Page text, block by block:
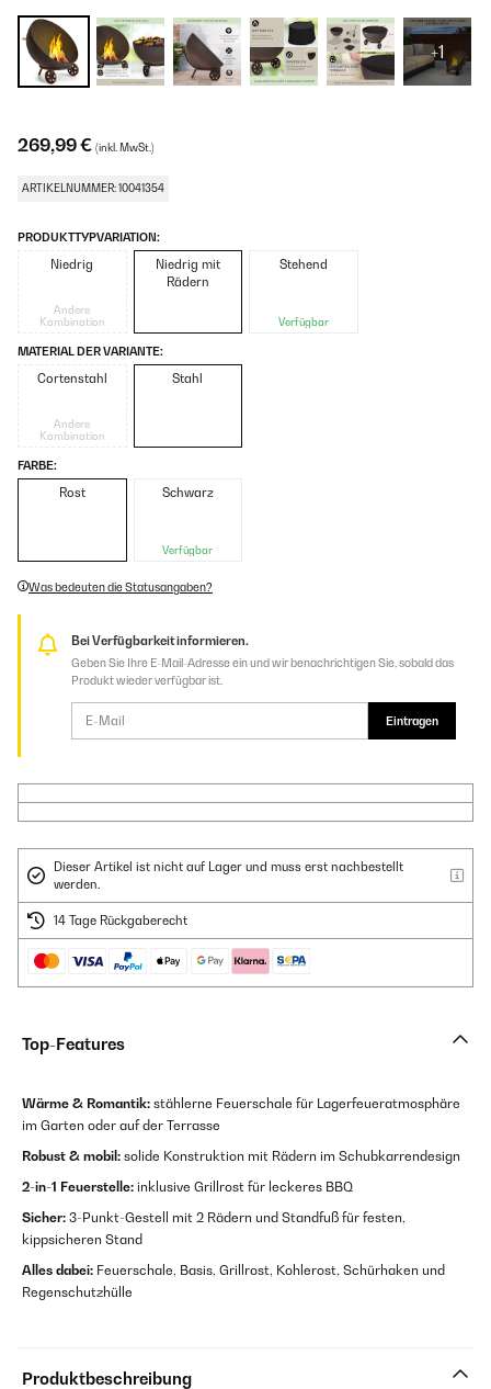
+1
269,99 € (inkl. MwSt.)
ARTIKELNUMMER: 10041354
PRODUKTTYPVARIATION:
Niedrig
Andere
Kombination
Niedrig mit
Rädern
Stehend
Verfügbar
MATERIAL DER VARIANTE:
Cortenstahl
Andere
Kombination
Stahl
FARBE:
Rost Schwarz
Verfügbar
Was bedeuten die Statusangaben?
Bei Verfügbarkeit informieren.
Geben Sie Ihre E-Mail-Adresse ein und wir benachrichtigen Sie, sobald das
Produkt wieder verfügbar ist.
Eintragen
Dieser Artikel ist nicht auf Lager und muss erst nachbestellt
werden.
14 Tage Rückgaberecht
Top-Features
Wärme & Romantik: stählerne Feuerschale für Lagerfeueratmosphäre
im Garten oder auf der Terrasse
Robust & mobil: solide Konstruktion mit Rädern im Schubkarrendesign
2-in-1 Feuerstelle: inklusive Grillrost für leckeres BBQ
Sicher: 3-Punkt-Gestell mit 2 Rädern und Standfuß für festen,
kippsicheren Stand
Alles dabei: Feuerschale, Basis, Grillrost, Kohlerost, Schürhaken und
Regenschutzhülle
Produktbeschreibung